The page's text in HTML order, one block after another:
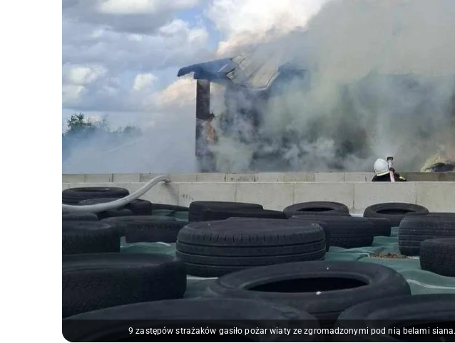
9 zastępów strażaków gasiło pożar wiaty ze zgromadzonymi pod nią belami